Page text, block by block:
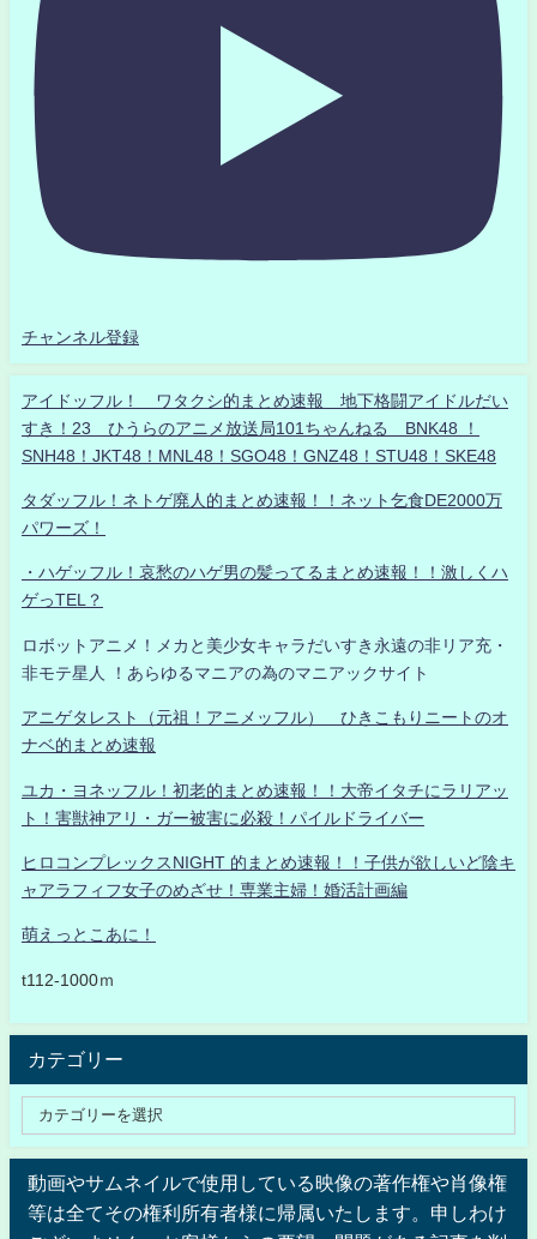
チャンネル登録
アイドッフル！ ワタクシ的まとめ速報 地下格闘アイドルだい
すき！23 ひうらのアニメ放送局101ちゃんねる BNK48 ！
SNH48！JKT48！MNL48！SGO48！GNZ48！STU48！SKE48
タダッフル！ネトゲ廃人的まとめ速報！！ネット乞食DE2000万
パワーズ！
・ハゲッフル！哀愁のハゲ男の髪ってるまとめ速報！！激しくハ
ゲっTEL？
ロボットアニメ！メカと美少女キャラだいすき永遠の非リア充・
非モテ星人 ！あらゆるマニアの為のマニアックサイト
アニゲタレスト（元祖！アニメッフル） ひきこもりニートのオ
ナベ的まとめ速報
ユカ・ヨネッフル！初老的まとめ速報！！大帝イタチにラリアッ
ト！害獣神アリ・ガー被害に必殺！パイルドライバー
ヒロコンプレックスNIGHT 的まとめ速報！！子供が欲しいど陰キ
ャアラフィフ女子のめざせ！専業主婦！婚活計画編
萌えっとこあに！
t112-1000ｍ
カテゴリー
動画やサムネイルで使用している映像の著作権や肖像権
等は全てその権利所有者様に帰属いたします。申しわけ